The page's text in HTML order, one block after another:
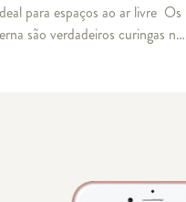
para espaços ao ar livre Os
são verdadeiros curingas na
ao ar livre. Seja em
e outros esp